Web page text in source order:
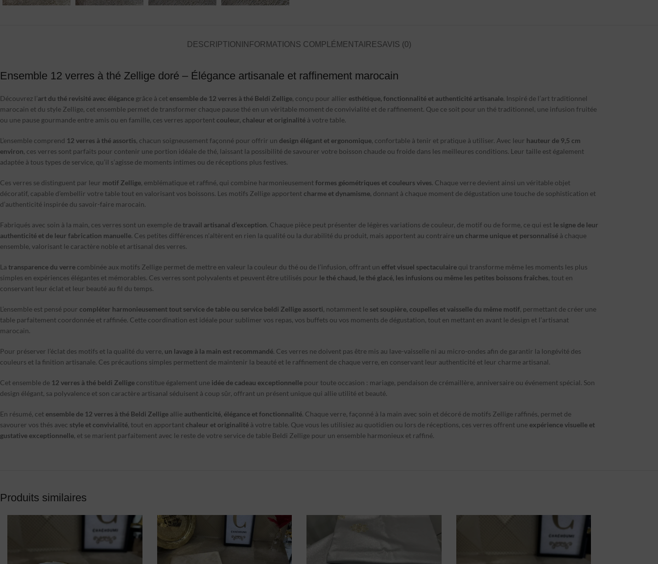
DESCRIPTION INFORMATIONS COMPLÉMENTAIRESAVIS (0)
Ensemble 12 verres à thé Zellige doré – Élégance artisanale et raffinement marocain
Découvrez l’art du thé revisité avec élégance grâce à cet ensemble de 12 verres à thé Beldi Zellige, conçu pour allier esthétique, fonctionnalité et authenticité artisanale. Inspiré de l’art traditionnel
marocain et du style Zellige, cet ensemble permet de transformer chaque pause thé en un véritable moment de convivialité et de raffinement. Que ce soit pour un thé traditionnel, une infusion fruitée
ou une pause gourmande entre amis ou en famille, ces verres apportent couleur, chaleur et originalité à votre table.
L’ensemble comprend 12 verres à thé assortis, chacun soigneusement façonné pour offrir un design élégant et ergonomique, confortable à tenir et pratique à utiliser. Avec leur hauteur de 9,5 cm
environ, ces verres sont parfaits pour contenir une portion idéale de thé, laissant la possibilité de savourer votre boisson chaude ou froide dans les meilleures conditions. Leur taille est également
adaptée à tous types de service, qu’il s’agisse de moments intimes ou de réceptions plus festives.
Ces verres se distinguent par leur motif Zellige, emblématique et raffiné, qui combine harmonieusementformes géométriques et couleurs vives. Chaque verre devient ainsi un véritable objet
décoratif, capable d’embellir votre table tout en valorisant vos boissons. Les motifs Zellige apportent charme et dynamisme, donnant à chaque moment de dégustation une touche de sophistication et
d’authenticité inspirée du savoir-faire marocain.
Fabriqués avec soin à la main, ces verres sont un exemple detravail artisanal d’exception. Chaque pièce peut présenter de légères variations de couleur, de motif ou de forme, ce qui est le signe de leur
authenticité et de leur fabrication manuelle. Ces petites différences n’altèrent en rien la qualité ou la durabilité du produit, mais apportent au contraire un charme unique et personnalisé à chaque
ensemble, valorisant le caractère noble et artisanal des verres.
La transparence du verre combinée aux motifs Zellige permet de mettre en valeur la couleur du thé ou de l’infusion, offrant un effet visuel spectaculaire qui transforme même les moments les plus
simples en expériences élégantes et mémorables. Ces verres sont polyvalents et peuvent être utilisés pour le thé chaud, le thé glacé, les infusions ou même les petites boissons fraîches, tout en
conservant leur éclat et leur beauté au fil du temps.
L’ensemble est pensé pour compléter harmonieusement tout service de table ou service beldi Zellige assorti, notamment le set soupière, coupelles et vaisselle du même motif, permettant de créer une
table parfaitement coordonnée et raffinée. Cette coordination est idéale pour sublimer vos repas, vos buffets ou vos moments de dégustation, tout en mettant en avant le design et l’artisanat
marocain.
Pour préserver l’éclat des motifs et la qualité du verre, un lavage à la main est recommandé. Ces verres ne doivent pas être mis au lave-vaisselle ni au micro-ondes afin de garantir la longévité des
couleurs et la finition artisanale. Ces précautions simples permettent de maintenir la beauté et le raffinement de chaque verre, en conservant leur authenticité et leur charme artisanal.
Cet ensemble de 12 verres à thé beldi Zellige constitue également une idée de cadeau exceptionnelle pour toute occasion : mariage, pendaison de crémaillère, anniversaire ou événement spécial. Son
design élégant, sa polyvalence et son caractère artisanal séduisent à coup sûr, offrant un présent unique qui allie utilité et beauté.
En résumé, cet ensemble de 12 verres à thé Beldi Zellige allie authenticité, élégance et fonctionnalité. Chaque verre, façonné à la main avec soin et décoré de motifs Zellige raffinés, permet de
savourer vos thés avec style et convivialité, tout en apportant chaleur et originalité à votre table. Que vous les utilisiez au quotidien ou lors de réceptions, ces verres offrent une expérience visuelle et
gustative exceptionnelle, et se marient parfaitement avec le reste de votre service de table Beldi Zellige pour un ensemble harmonieux et raffiné.
Produits similaires